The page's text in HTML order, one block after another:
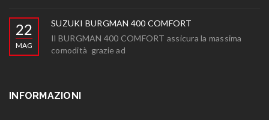
22
MAG
SUZUKI BURGMAN 400 COMFORT
Il BURGMAN 400 COMFORT assicura la massima
comodità grazie ad
INFORMAZIONI